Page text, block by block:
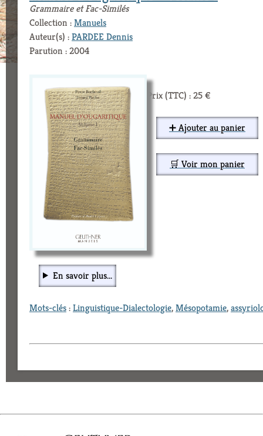
Grammaire et Fac-Similés
Collection :Manuels
Auteur(s) :PARDEE Dennis
Parution : 2004
Prix (TTC) : 25 €
➕ Ajouter au panier
🛒 Voir mon panier
En savoir plus...
Mots-clés:Linguistique-Dialectologie,Mésopotamie,